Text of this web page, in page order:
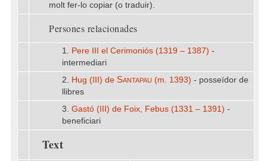
molt fer-lo copiar (o traduir).
Persones relacionades
1. Pere III el Cerimoniós (1319 – 1387) -
intermediari
2. Hug (III) de Santapau (m. 1393) - posseïdor de
llibres
3. Gastó (III) de Foix, Febus (1331 – 1391) -
beneficiari
Text